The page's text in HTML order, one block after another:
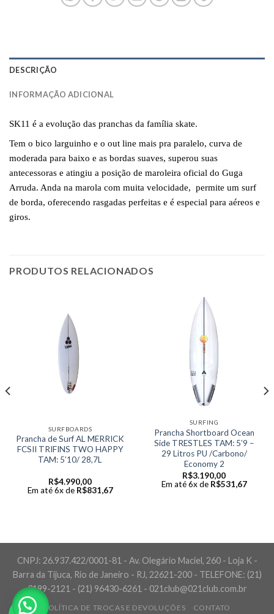
DESCRIÇÃO
INFORMAÇÃO ADICIONAL
SK11 é a evolução das pranchas da família skate.
Tem o bico larguinho e o out line mais pra paralelo, curva de
moderada para baixo e as bordas suaves, superou suas
antecessoras e atingiu a posição de maroleira oficial do Guga
Arruda. Anda na marola com muita velocidade, permite um surf
de borda, oferecendo rasgadas perfeitas e é especial para aéreos e
giros.
PRODUTOS RELACIONADOS
SURFBOARDS
Prancha de Surf AL MERRICK
FCSII TRIFINS TWO HAPPY
TAM: 5’10/ 28,7L
R$4.990,00
Em até 6x de R$831,67
SURFING
Prancha Shortboard Ocean
Side TRESTLES TAM: 5’9 –
29 Litros PU /Carbono/
Economy 2
R$3.190,00
Em até 6x de R$531,67
CNPJ: 26.937.422/0001-81 - Av. Olegário Maciel, 260 - Loja K -
Barra da Tijuca, Rio de Janeiro - RJ, 22621-200 - TELEFONE: (21)
3199-2121 - (21) 96430-6261 - 021club@021club.com.br
POLÍTICA DE TROCAS E DEVOLUÇÕES CONTATO